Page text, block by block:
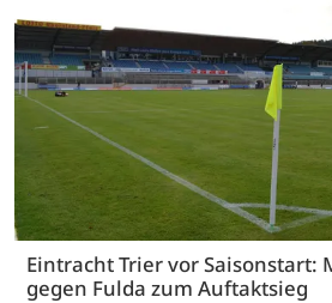
Eintracht Trier vor Saisonstart:
gegen Fulda zum Auftaktsieg